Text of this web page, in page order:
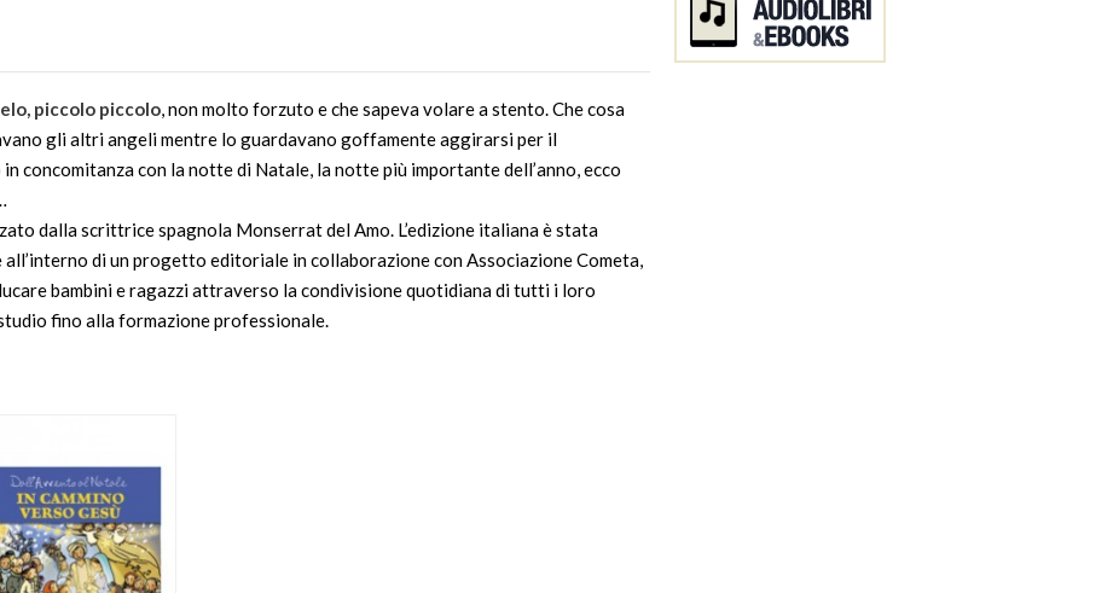
piccolo piccolo, non molto forzuto e che sapeva volare a stento. Che cosa
gli altri angeli mentre lo guardavano goffamente aggirarsi per il
concomitanza con la notte di Natale, la notte più importante dell’anno, ecco
dalla scrittrice spagnola Monserrat del Amo. L’edizione italiana è stata
di un progetto editoriale in collaborazione con Associazione Cometa,
bambini e ragazzi attraverso la condivisione quotidiana di tutti i loro
fino alla formazione professionale.